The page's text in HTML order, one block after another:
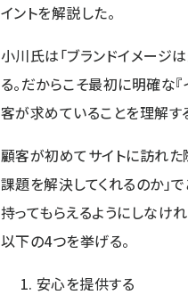
イントを解説した。
小川氏は「ブランドイメージ
る。だからこそ最初に明確な
客が求めていることを理解す
顧客が初めてサイトに訪れた
課題を解決してくれるのか」
持ってもらえるようにしなけ
以下の4つを挙げる。
安心を提供する